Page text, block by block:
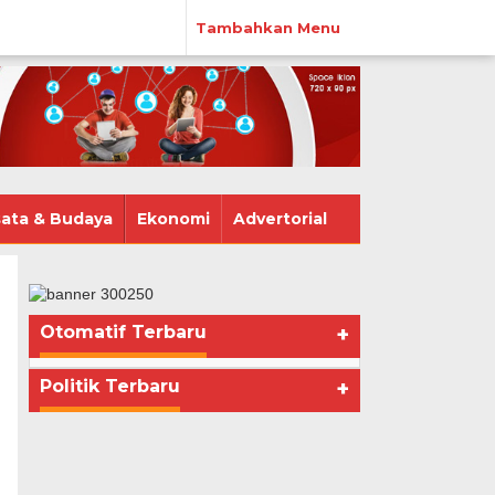
Tambahkan Menu
& Budaya Ekonomi Advertorial
Otomatif Terbaru +
Politik Terbaru +